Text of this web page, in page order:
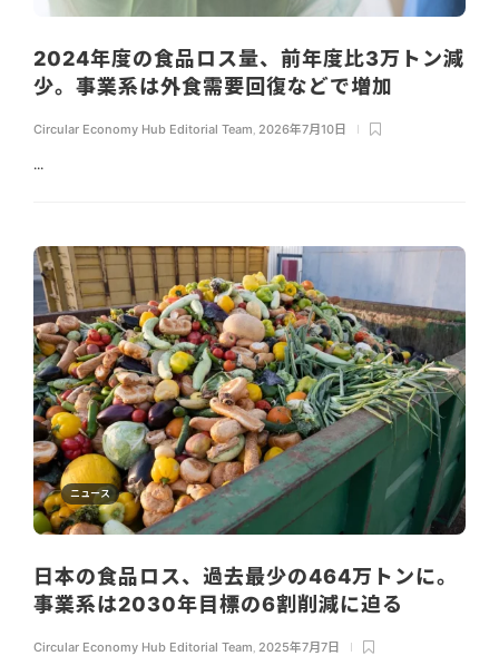
2024年度の食品ロス量、前年度比3万トン減
少。事業系は外食需要回復などで増加
Circular Economy Hub Editorial Team 2026年7月10日
...
ニュース
日本の食品ロス、過去最少の464万トンに。
事業系は2030年目標の6割削減に迫る
Circular Economy Hub Editorial Team 2025年7月7日